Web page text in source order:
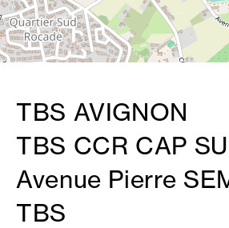
TBS AVIGNON
TBS CCR CAP
Avenue Pierre
TBS